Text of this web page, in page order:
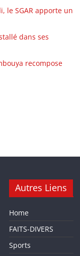
le SGAR apporte un
dans ses
recompose
Autres Liens
Home
FAITS-DIVERS
Sports